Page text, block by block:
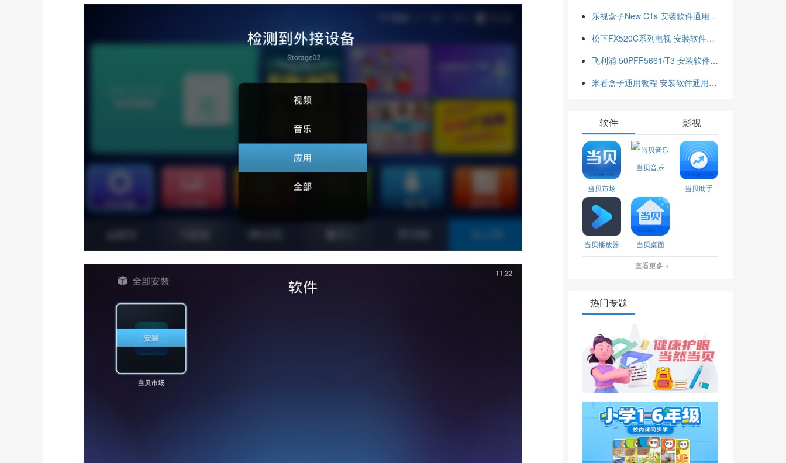
乐视盒子New C1s 安装软件通用教程
松下FX520C系列电视 安装软件通用教程
飞利浦 50PFF5661/T3 安装软件通用教程
米看盒子通用教程 安装软件通用教程
软件 影视
当贝市场
当贝音乐
当贝助手
当贝播放器 当贝桌面
查看更多 >
热门专题